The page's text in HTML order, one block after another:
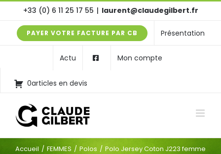
contenu
+33 (0) 6 11 25 17 55 | laurent@claudegilbert.fr
PAYER VOTRE FACTURE PAR CB Présentation
Actu
0articles en devis
Mon compte
Accueil FEMMES Polos Polo Jersey Coton J223 femme